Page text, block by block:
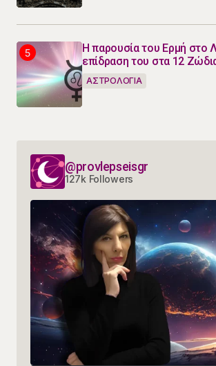
Η παρουσία του Ερμή στο
επίδραση του στα 12
ΑΣΤΡΟΛΟΓΙΑ
@provlepseisgr
127k Followers